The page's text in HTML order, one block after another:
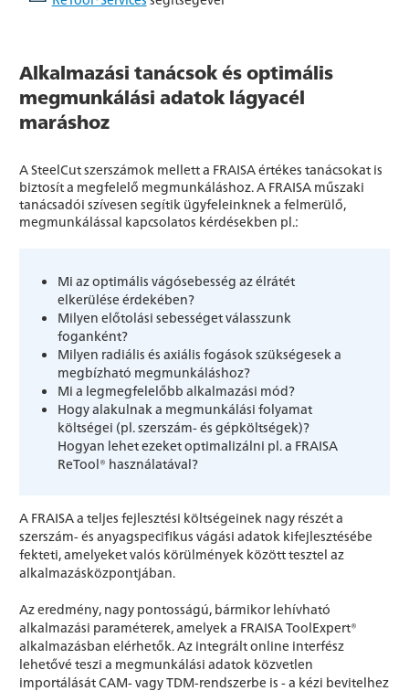
Alkalmazási tanácsok és optimális
megmunkálási adatok lágyacél
maráshoz
A SteelCut szerszámok mellett a FRAISA értékes tanácsokat is
biztosít a megfelelő megmunkáláshoz. A FRAISA műszaki
tanácsadói szívesen segítik ügyfeleinknek a felmerülő,
megmunkálással kapcsolatos kérdésekben pl.:
Mi az optimális vágósebesség az élrátét
elkerülése érdekében?
Milyen előtolási sebességet válasszunk
foganként?
Milyen radiális és axiális fogások szükségesek a
megbízható megmunkáláshoz?
Mi a legmegfelelőbb alkalmazási mód?
Hogy alakulnak a megmunkálási folyamat
költségei (pl. szerszám- és gépköltségek)?
Hogyan lehet ezeket optimalizálni pl. a FRAISA
ReTool® használatával?
A FRAISA a teljes fejlesztési költségeinek nagy részét a
szerszám- és anyagspecifikus vágási adatok kifejlesztésébe
fekteti, amelyeket valós körülmények között tesztel az
alkalmazásközpontjában.
Az eredmény, nagy pontosságú, bármikor lehívható
alkalmazási paraméterek, amelyek a FRAISA ToolExpert®
alkalmazásban elérhetők. Az integrált online interfész
lehetővé teszi a megmunkálási adatok közvetlen
importálását CAM- vagy TDM-rendszerbe is - a kézi bevitelhez